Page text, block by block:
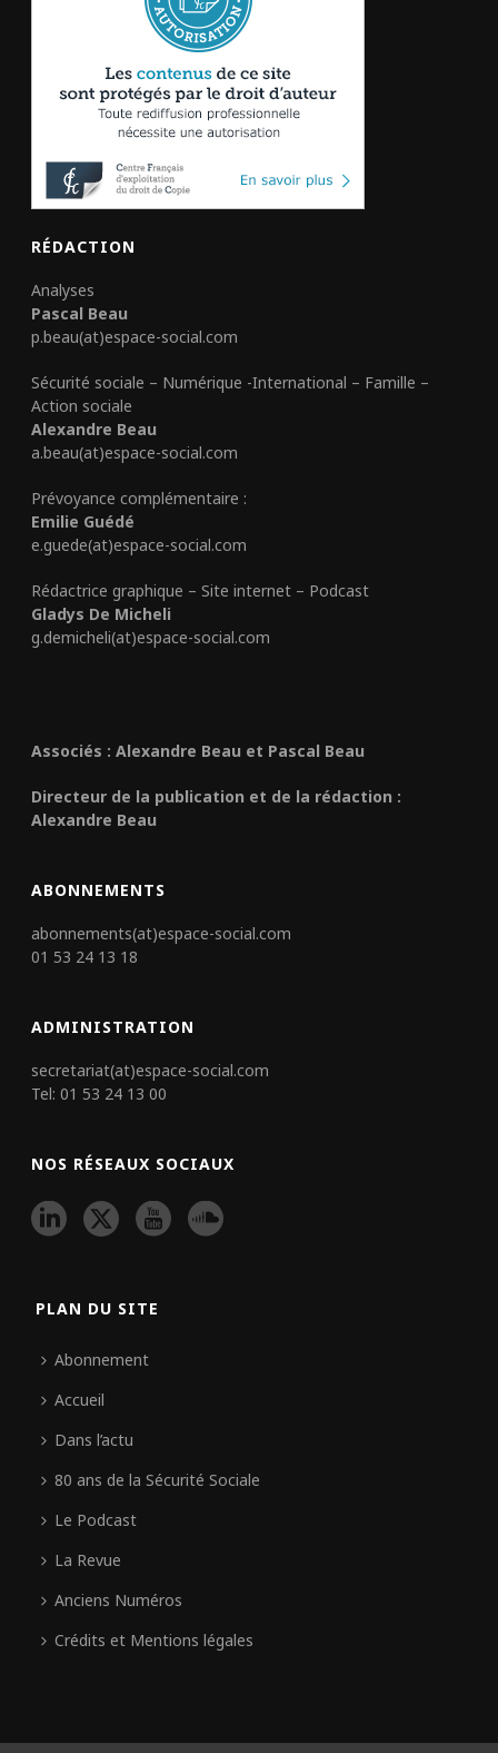
RÉDACTION
Analyses
Pascal Beau
p.beau(at)espace-social.com
Sécurité sociale – Numérique -International – Famille –
Action sociale
Alexandre Beau
a.beau(at)espace-social.com
Prévoyance complémentaire :
Emilie Guédé
e.guede(at)espace-social.com
Rédactrice graphique – Site internet – Podcast
Gladys De Micheli
g.demicheli(at)espace-social.com
Associés : Alexandre Beau et Pascal Beau
Directeur de la publication et de la rédaction :
Alexandre Beau
ABONNEMENTS
abonnements(at)espace-social.com
01 53 24 13 18
ADMINISTRATION
secretariat(at)espace-social.com
Tel: 01 53 24 13 00
NOS RÉSEAUX SOCIAUX
PLAN DU SITE
Abonnement
Accueil
Dans l’actu
80 ans de la Sécurité Sociale
Le Podcast
La Revue
Anciens Numéros
Crédits et Mentions légales